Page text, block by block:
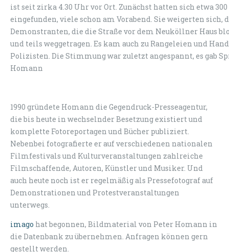
ist seit zirka 4.30 Uhr vor Ort. Zunächst hatten sich etwa
eingefunden, viele schon am Vorabend. Sie weigerten sich,
Demonstranten, die die Straße vor dem Neuköllner Haus
und teils weggetragen. Es kam auch zu Rangeleien und
Polizisten. Die Stimmung war zuletzt angespannt, es gab
Homann
1990 gründete Homann die Gegendruck-Presseagentur,
die bis heute in wechselnder Besetzung existiert und
komplette Fotoreportagen und Bücher publiziert.
Nebenbei fotografierte er auf verschiedenen nationalen
Filmfestivals und Kulturveranstaltungen zahlreiche
Filmschaffende, Autoren, Künstler und Musiker. Und
auch heute noch ist er regelmäßig als Pressefotograf auf
Demonstrationen und Protestveranstaltungen
unterwegs.
imago hat begonnen, Bildmaterial von Peter Homann in
die Datenbank zu übernehmen. Anfragen können gern
gestellt werden.